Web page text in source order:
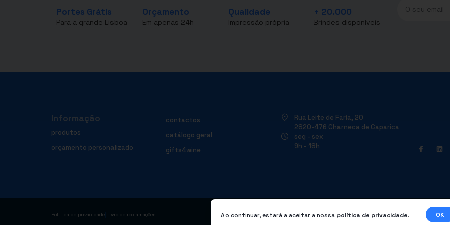
Portes Grátis
Para a grande Lisboa
Orçamento
Em apenas 24h
Qualidade
Impressão própria
+ 20.000
Brindes disponíveis
Informação
produtos
orçamento personalizado
contactos
catálogo geral
gifts4wine
Rua Leite de Faria, 20
2820-476 Charneca de Caparica
seg - sex
9h - 18h
Política de privacidade Livro de reclamações Ao continuar, estará a aceitar a nossa política de privacidade. OK